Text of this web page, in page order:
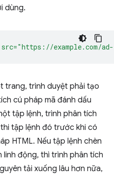
dùng.
example.com/
trang, trình duyệt phải tạo
cú pháp mã đánh dấu
tập lệnh, trình phân tích
tập lệnh đó trước khi có
HTML. Nếu tập lệnh chèn
động, thì trình phân tích
tải xuống lâu hơn nữa,